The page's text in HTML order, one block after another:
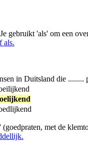
gebruikt 'als' om een
als.
in Duitsland die ........
met de